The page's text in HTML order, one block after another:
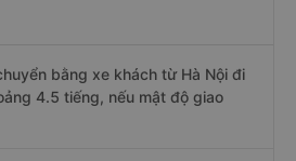
bằng xe khách từ Hà Nội đi
4.5 tiếng, nếu mật độ giao